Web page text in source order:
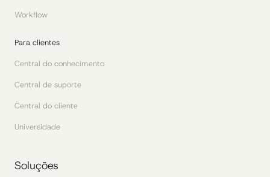
Workflow
Para clientes
Central do conhecimento
Central de suporte
Central do cliente
Universidade
Soluções